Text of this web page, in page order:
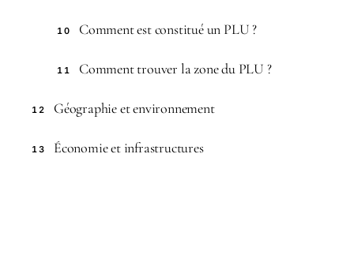
10 Comment est constitué un PLU ?
11 Comment trouver la zone du PLU ?
12 Géographie et environnement
13 Économie et infrastructures